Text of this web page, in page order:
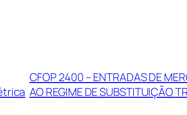
CFOP 2400 – ENTRADAS DE
AO REGIME DE SUBSTITUIÇÃO